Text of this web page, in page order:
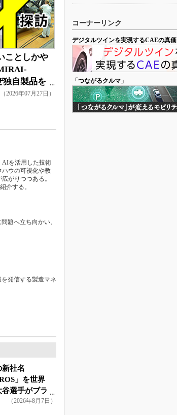
ことしかや
自製品を
か
（2026年07月27日）
AIを活用した技術
ウの可視化や教
がりつつある。
介する。
題へ立ち向かい、
発信する製造マネ
新社名
」を世界
谷選手がブラ
サダー就任
（2026年8月7日）
コーナーリンク
デジタルツインを実現するCAEの真価
「つながるクルマ」